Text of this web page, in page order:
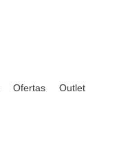
Ofertas Outlet